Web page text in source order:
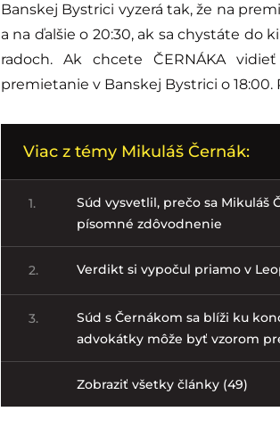
Banskej Bystrici vyzerá tak, že na
a na ďalšie o 20:30, ak sa chystáte do
radoch. Ak chcete ČERNÁKA
premietanie v Banskej Bystrici o
Viac z témy Mikuláš Černák:
1.
Súd vysvetlil, prečo sa Mikuláš
písomné zdôvodnenie
2. Verdikt si vypočul priamo v
3.
Súd s Černákom sa blíži ku
advokátky môže byť vzorom
Zobraziť všetky články (49)